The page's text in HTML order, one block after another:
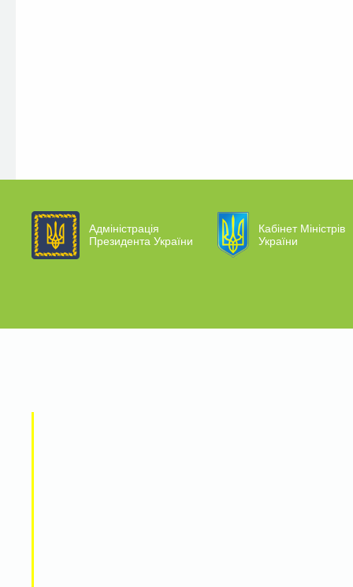
Адміністрація
Президента України
Кабінет Міністрів
України